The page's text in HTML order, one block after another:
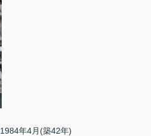
1984年4月(築42年)